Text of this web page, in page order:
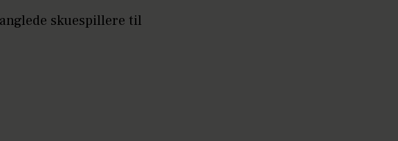
skuespillere til